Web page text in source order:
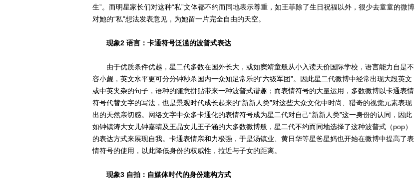
生”。而明星家长们对这种“私”文体都不约而同地表示尊重，如王菲除了生日祝福以外，很少去童童的微博
对她的“私”想法发表意见，为她留一片完全自由的天空。
现象2 语言：卡通符号泛滥的波普式表达
由于优质条件优越，星二代多数在国外长大，或如窦靖童般从小入读天价国际学校，语言能力自是不
容小觑，英文水平更可分分钟秒杀国内一众知足常乐的“六级军团”。因此星二代微博中经常出现大段英文
或中英夹杂的句子，语种的随意拼贴带来一种波普式谐趣；而表情符号的大量运用，多数微博以卡通表情
符号代替文字的写法，也是景观时代成长起来的“新新人类”对这些大众文化中时尚、猎奇的视觉元素表现
出的天然亲切感。网络文字中众多卡通化的表情符号成为星二代对自己“新新人类”这一身份的认同，因此
如钟镇涛大女儿钟嘉晴及王晶女儿王子涵的大多数微博般，星二代不约而同地选择了这种波普式（pop）
的表达方式来展现自我。卡通表情亲和力极强，于是汤镇业、黄日华等星爸星妈也开始在微博中提高了表
情符号的使用，以此降低身份的权威性，拉近与子女的距离。
现象3 自拍：自媒体时代的身份建构方式